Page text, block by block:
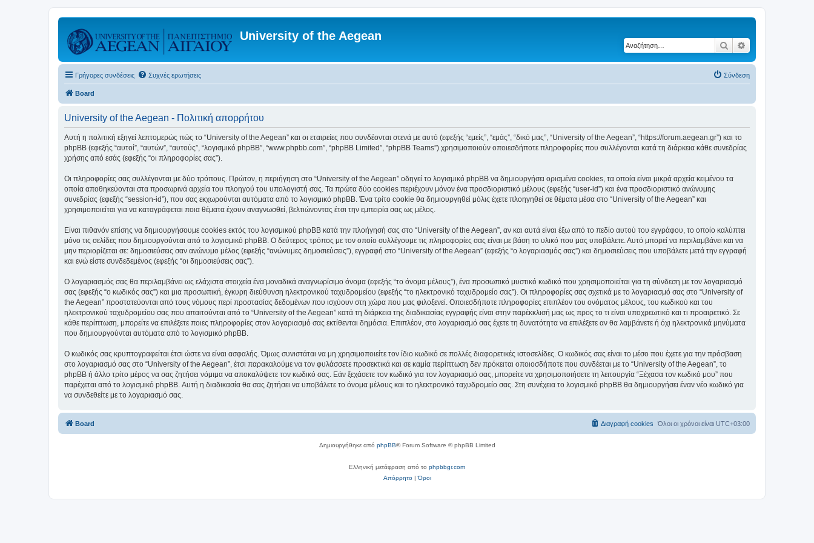
University of the Aegean
Αναζήτηση
Γρήγορες συνδέσεις Συχνές ερωτήσεις Σύνδεση
Board
University of the Aegean - Πολιτική απορρήτου
Αυτή η πολιτική εξηγεί λεπτομερώς πώς το “University of the Aegean” και οι εταιρείες που συνδέονται στενά με αυτό (εφεξής “εμείς”, “εμάς”, “δικό μας”, “University of the Aegean”, “https://forum.aegean.gr”) και το
phpBB (εφεξής “αυτοί”, “αυτών”, “αυτούς”, “λογισμικό phpBB”, “www.phpbb.com”, “phpBB Limited”, “phpBB Teams”) χρησιμοποιούν οποιεσδήποτε πληροφορίες που συλλέγονται κατά τη διάρκεια κάθε συνεδρίας
χρήσης από εσάς (εφεξής “οι πληροφορίες σας”).
Οι πληροφορίες σας συλλέγονται με δύο τρόπους. Πρώτον, η περιήγηση στο “University of the Aegean” οδηγεί το λογισμικό phpBB να δημιουργήσει ορισμένα cookies, τα οποία είναι μικρά αρχεία κειμένου τα
οποία αποθηκεύονται στα προσωρινά αρχεία του πλοηγού του υπολογιστή σας. Τα πρώτα δύο cookies περιέχουν μόνον ένα προσδιοριστικό μέλους (εφεξής “user-id”) και ένα προσδιοριστικό ανώνυμης
συνεδρίας (εφεξής “session-id”), που σας εκχωρούνται αυτόματα από το λογισμικό phpBB. Ένα τρίτο cookie θα δημιουργηθεί μόλις έχετε πλοηγηθεί σε θέματα μέσα στο “University of the Aegean” και
χρησιμοποιείται για να καταγράφεται ποια θέματα έχουν αναγνωσθεί, βελτιώνοντας έτσι την εμπειρία σας ως μέλος.
Είναι πιθανόν επίσης να δημιουργήσουμε cookies εκτός του λογισμικού phpBB κατά την πλοήγησή σας στο “University of the Aegean”, αν και αυτά είναι έξω από το πεδίο αυτού του εγγράφου, το οποίο καλύπτει
μόνο τις σελίδες που δημιουργούνται από το λογισμικό phpBB. Ο δεύτερος τρόπος με τον οποίο συλλέγουμε τις πληροφορίες σας είναι με βάση το υλικό που μας υποβάλετε. Αυτό μπορεί να περιλαμβάνει και να
μην περιορίζεται σε: δημοσιεύσεις σαν ανώνυμο μέλος (εφεξής “ανώνυμες δημοσιεύσεις”), εγγραφή στο “University of the Aegean” (εφεξής “ο λογαριασμός σας”) και δημοσιεύσεις που υποβάλετε μετά την εγγραφή
και ενώ είστε συνδεδεμένος (εφεξής “οι δημοσιεύσεις σας”).
Ο λογαριασμός σας θα περιλαμβάνει ως ελάχιστα στοιχεία ένα μοναδικά αναγνωρίσιμο όνομα (εφεξής “το όνομα μέλους”), ένα προσωπικό μυστικό κωδικό που χρησιμοποιείται για τη σύνδεση με τον λογαριασμό
σας (εφεξής “ο κωδικός σας”) και μια προσωπική, έγκυρη διεύθυνση ηλεκτρονικού ταχυδρομείου (εφεξής “το ηλεκτρονικό ταχυδρομείο σας”). Οι πληροφορίες σας σχετικά με το λογαριασμό σας στο “University of
the Aegean” προστατεύονται από τους νόμους περί προστασίας δεδομένων που ισχύουν στη χώρα που μας φιλοξενεί. Οποιεσδήποτε πληροφορίες επιπλέον του ονόματος μέλους, του κωδικού και του
ηλεκτρονικού ταχυδρομείου σας που απαιτούνται από το “University of the Aegean” κατά τη διάρκεια της διαδικασίας εγγραφής είναι στην παρέκκλισή μας ως προς το τι είναι υποχρεωτικό και τι προαιρετικό. Σε
κάθε περίπτωση, μπορείτε να επιλέξετε ποιες πληροφορίες στον λογαριασμό σας εκτίθενται δημόσια. Επιπλέον, στο λογαριασμό σας έχετε τη δυνατότητα να επιλέξετε αν θα λαμβάνετε ή όχι ηλεκτρονικά μηνύματα
που δημιουργούνται αυτόματα από το λογισμικό phpBB.
Ο κωδικός σας κρυπτογραφείται έτσι ώστε να είναι ασφαλής. Όμως συνιστάται να μη χρησιμοποιείτε τον ίδιο κωδικό σε πολλές διαφορετικές ιστοσελίδες. Ο κωδικός σας είναι το μέσο που έχετε για την πρόσβαση
στο λογαριασμό σας στο “University of the Aegean”, έτσι παρακαλούμε να τον φυλάσσετε προσεκτικά και σε καμία περίπτωση δεν πρόκειται οποιοσδήποτε που συνδέεται με το “University of the Aegean”, το
phpBB ή άλλο τρίτο μέρος να σας ζητήσει νόμιμα να αποκαλύψετε τον κωδικό σας. Εάν ξεχάσετε τον κωδικό για τον λογαριασμό σας, μπορείτε να χρησιμοποιήσετε τη λειτουργία “Ξέχασα τον κωδικό μου” που
παρέχεται από το λογισμικό phpBB. Αυτή η διαδικασία θα σας ζητήσει να υποβάλετε το όνομα μέλους και το ηλεκτρονικό ταχυδρομείο σας. Στη συνέχεια το λογισμικό phpBB θα δημιουργήσει έναν νέο κωδικό για
να συνδεθείτε με το λογαριασμό σας.
Board Όλοι οι χρόνοι είναι UTC+03:00
Διαγραφή cookies
Δημιουργήθηκε από phpBB® Forum Software © phpBB Limited
Ελληνική μετάφραση από το phpbbgr.com
Απόρρητο|Όροι